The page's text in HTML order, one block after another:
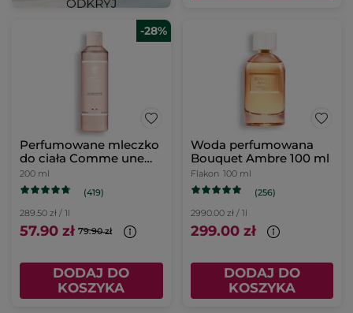
-28%
Perfumowane mleczko
do ciała Comme une
Evidence 200 ml
200 ml
(419)
289.50 zł / 1l
57.90 zł 79.90 zł
DODAJ DO
KOSZYKA
Woda perfumowana
Bouquet Ambre 100 ml
Flakon 100 ml
(256)
2990.00 zł / 1l
299.00 zł
DODAJ DO
KOSZYKA